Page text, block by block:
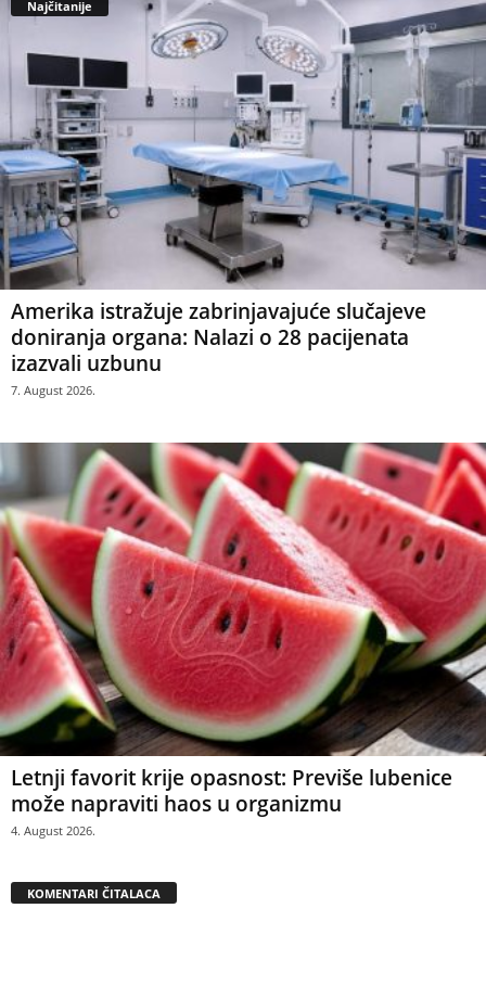
Najčitanije
Amerika istražuje zabrinjavajuće slučajeve
doniranja organa: Nalazi o 28 pacijenata
izazvali uzbunu
7. August 2026.
Letnji favorit krije opasnost: Previše lubenice
može napraviti haos u organizmu
4. August 2026.
KOMENTARI ČITALACA